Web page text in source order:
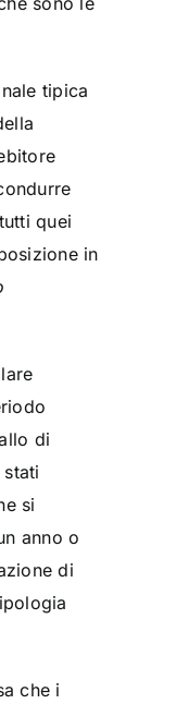
tipica
quei
in
di
si
anno o
di
che i